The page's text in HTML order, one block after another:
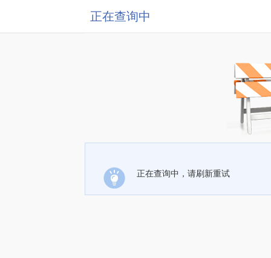
正在查询中
正在查询中，请刷新重试